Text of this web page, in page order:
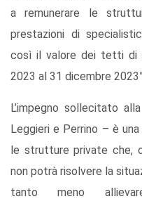
a remunerare le
prestazioni di
così il valore dei tetti di
2023 al 31 dicembre
L’impegno sollecitato
Leggieri e Perrino – è
le strutture private che,
non potrà risolvere la
tanto meno